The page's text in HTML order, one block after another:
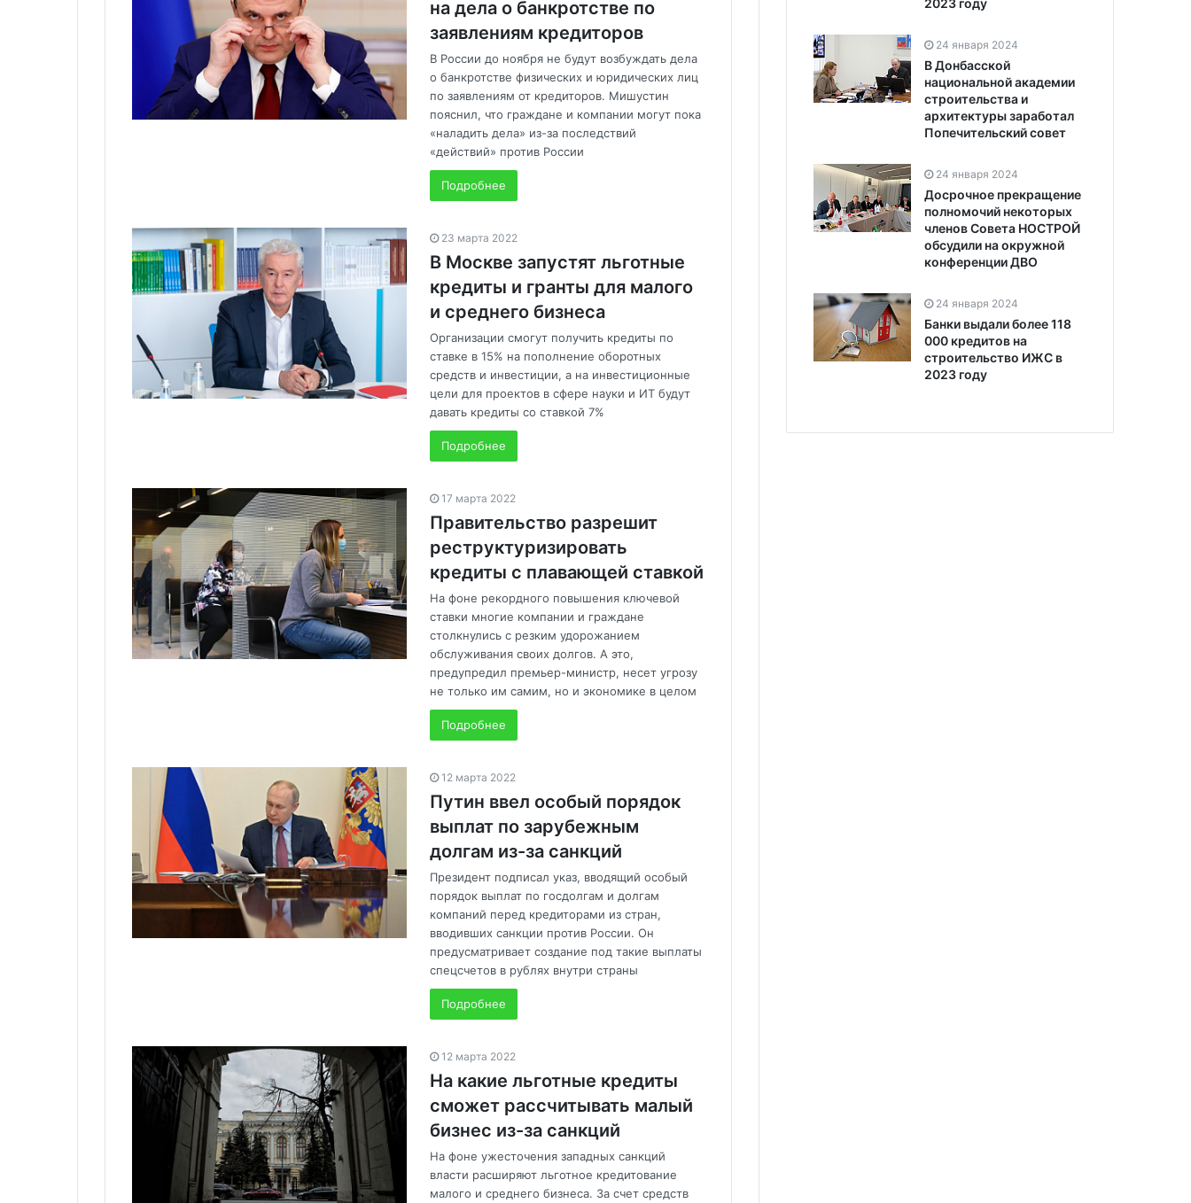
на дела о банкротстве по
заявлениям кредиторов
В России до ноября не будут возбуждать дела
о банкротстве физических и юридических лиц
по заявлениям от кредиторов. Мишустин
пояснил, что граждане и компании могут пока
«наладить дела» из-за последствий
«действий» против России
Подробнее
23 марта 2022
В Москве запустят льготные
кредиты и гранты для малого
и среднего бизнеса
Организации смогут получить кредиты по
ставке в 15% на пополнение оборотных
средств и инвестиции, а на инвестиционные
цели для проектов в сфере науки и ИТ будут
давать кредиты со ставкой 7%
Подробнее
17 марта 2022
Правительство разрешит
реструктуризировать
кредиты с плавающей ставкой
На фоне рекордного повышения ключевой
ставки многие компании и граждане
столкнулись с резким удорожанием
обслуживания своих долгов. А это,
предупредил премьер-министр, несет угрозу
не только им самим, но и экономике в целом
Подробнее
12 марта 2022
Путин ввел особый порядок
выплат по зарубежным
долгам из-за санкций
Президент подписал указ, вводящий особый
порядок выплат по госдолгам и долгам
компаний перед кредиторами из стран,
вводивших санкции против России. Он
предусматривает создание под такие выплаты
спецсчетов в рублях внутри страны
Подробнее
12 марта 2022
На какие льготные кредиты
сможет рассчитывать малый
бизнес из-за санкций
На фоне ужесточения западных санкций
власти расширяют льготное кредитование
малого и среднего бизнеса. За счет средств
24 января 2024
В Донбасской
национальной академии
строительства и
архитектуры заработал
Попечительский совет
24 января 2024
Досрочное прекращение
полномочий некоторых
членов Совета НОСТРОЙ
обсудили на окружной
конференции ДВО
24 января 2024
Банки выдали более 118
000 кредитов на
строительство ИЖС в
2023 году